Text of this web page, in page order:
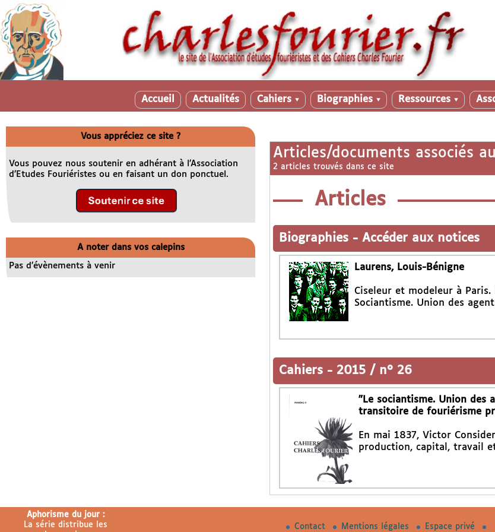
Accueil Actualités Cahiers ▼ Biographies ▼ Ressources ▼
Articles/documents associés
2 articles trouvés dans ce site
Articles
Biographies - Accéder aux notices
Laurens, Louis-Bénigne
Ciseleur et modeleur à
Sociantisme. Union des
Cahiers - 2015 / n° 26
"Le sociantisme. Union des
transitoire de fouriérisme
En mai 1837, Victor
production, capital, travail
Vous appréciez ce site ?
Vous pouvez nous soutenir en adhérant à l’Association
d’Etudes Fouriéristes ou en faisant un don ponctuel.
A noter dans vos calepins
Pas d’évènements à venir
Aphorisme du jour :
La série distribue les
Contact Mentions légales Espace privé